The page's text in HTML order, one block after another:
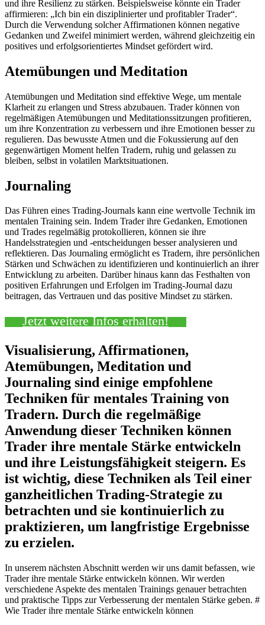
und ihre Resilienz zu stärken. Beispielsweise könnte ein Trader
affirmieren: „Ich bin ein disziplinierter und profitabler Trader“.
Durch die Verwendung solcher Affirmationen können negative
Gedanken und Zweifel minimiert werden, während gleichzeitig ein
positives und erfolgsorientiertes Mindset gefördert wird.
Atemübungen und Meditation
Atemübungen und Meditation sind effektive Wege, um mentale
Klarheit zu erlangen und Stress abzubauen. Trader können von
regelmäßigen Atemübungen und Meditationssitzungen profitieren,
um ihre Konzentration zu verbessern und ihre Emotionen besser zu
regulieren. Das bewusste Atmen und die Fokussierung auf den
gegenwärtigen Moment helfen Tradern, ruhig und gelassen zu
bleiben, selbst in volatilen Marktsituationen.
Journaling
Das Führen eines Trading-Journals kann eine wertvolle Technik im
mentalen Training sein. Indem Trader ihre Gedanken, Emotionen
und Trades regelmäßig protokollieren, können sie ihre
Handelsstrategien und -entscheidungen besser analysieren und
reflektieren. Das Journaling ermöglicht es Tradern, ihre persönlichen
Stärken und Schwächen zu identifizieren und kontinuierlich an ihrer
Entwicklung zu arbeiten. Darüber hinaus kann das Festhalten von
positiven Erfahrungen und Erfolgen im Trading-Journal dazu
beitragen, das Vertrauen und das positive Mindset zu stärken.
Jetzt weitere Infos erhalten!
Visualisierung, Affirmationen,
Atemübungen, Meditation und
Journaling sind einige empfohlene
Techniken für mentales Training von
Tradern. Durch die regelmäßige
Anwendung dieser Techniken können
Trader ihre mentale Stärke entwickeln
und ihre Leistungsfähigkeit steigern. Es
ist wichtig, diese Techniken als Teil einer
ganzheitlichen Trading-Strategie zu
betrachten und sie kontinuierlich zu
praktizieren, um langfristige Ergebnisse
zu erzielen.
In unserem nächsten Abschnitt werden wir uns damit befassen, wie
Trader ihre mentale Stärke entwickeln können. Wir werden
verschiedene Aspekte des mentalen Trainings genauer betrachten
und praktische Tipps zur Verbesserung der mentalen Stärke geben. #
Wie Trader ihre mentale Stärke entwickeln können